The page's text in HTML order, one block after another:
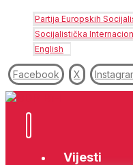
Partija Europskih
Socijalistička
English
Facebook X
Vijesti